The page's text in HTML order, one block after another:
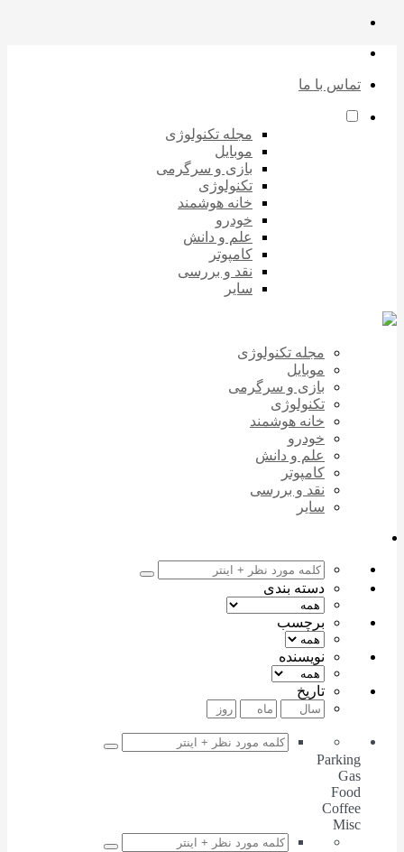
تماس با ما
مجله تکنولوژی
موبایل
بازی و سرگرمی
تکنولوژی
خانه هوشمند
خودرو
علم و دانش
کامپوتر
نقد و بررسی
سایر
مجله تکنولوژی
موبایل
بازی و سرگرمی
تکنولوژی
خانه هوشمند
خودرو
علم و دانش
کامپوتر
نقد و بررسی
سایر
دسته بندی
برچسب
نویسنده
تاریخ
Parking
Coffee